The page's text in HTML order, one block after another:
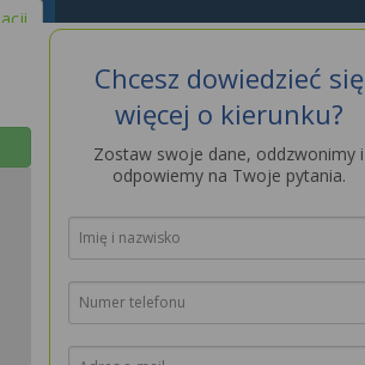
Chcesz dowiedzieć się
więcej o kierunku?
Zostaw swoje dane, oddzwonimy i
odpowiemy na Twoje pytania.